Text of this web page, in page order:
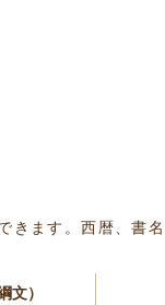
きます。西暦、書
文）